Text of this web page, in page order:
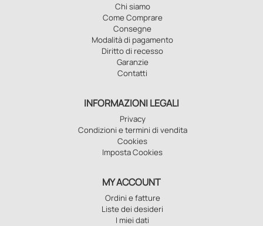
Chi siamo
Come Comprare
Consegne
Modalità di pagamento
Diritto di recesso
Garanzie
Contatti
INFORMAZIONI LEGALI
Privacy
Condizioni e termini di vendita
Cookies
Imposta Cookies
MY ACCOUNT
Ordini e fatture
Liste dei desideri
I miei dati